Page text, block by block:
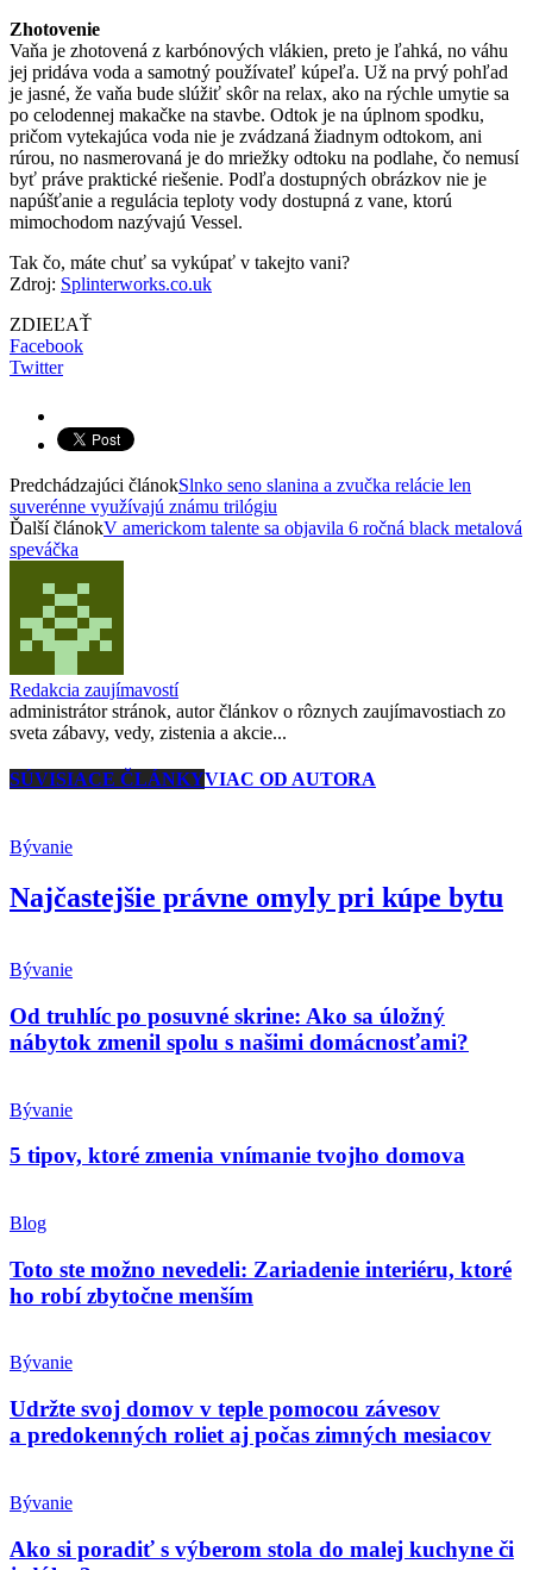
Zhotovenie
Vaňa je zhotovená z karbónových vlákien, preto je ľahká, no váhu
jej pridáva voda a samotný používateľ kúpeľa. Už na prvý pohľad
je jasné, že vaňa bude slúžiť skôr na relax, ako na rýchle umytie sa
po celodennej makačke na stavbe. Odtok je na úplnom spodku,
pričom vytekajúca voda nie je zvádzaná žiadnym odtokom, ani
rúrou, no nasmerovaná je do mriežky odtoku na podlahe, čo nemusí
byť práve praktické riešenie. Podľa dostupných obrázkov nie je
napúšťanie a regulácia teploty vody dostupná z vane, ktorú
mimochodom nazývajú Vessel.
Tak čo, máte chuť sa vykúpať v takejto vani?
Zdroj: Splinterworks.co.uk
ZDIEĽAŤ
Facebook
Twitter
Predchádzajúci článokSlnko seno slanina a zvučka relácie len
suverénne využívajú známu trilógiu
Ďalší článokV americkom talente sa objavila 6 ročná black metalová
speváčka
Redakcia zaujímavostí
administrátor stránok, autor článkov o rôznych zaujímavostiach zo
sveta zábavy, vedy, zistenia a akcie...
SÚVISIACE ČLÁNKYVIAC OD AUTORA
Bývanie
Najčastejšie právne omyly pri kúpe bytu
Bývanie
Od truhlíc po posuvné skrine: Ako sa úložný
nábytok zmenil spolu s našimi domácnosťami?
Bývanie
5 tipov, ktoré zmenia vnímanie tvojho domova
Blog
Toto ste možno nevedeli: Zariadenie interiéru, ktoré
ho robí zbytočne menším
Bývanie
Udržte svoj domov v teple pomocou závesov
a predokenných roliet aj počas zimných mesiacov
Bývanie
Ako si poradiť s výberom stola do malej kuchyne či